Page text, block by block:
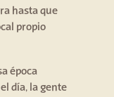
hasta que
propio
época
día, la gente